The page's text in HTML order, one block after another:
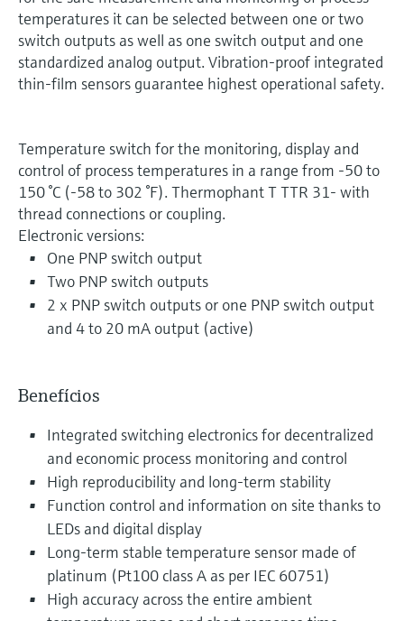
temperatures it can be selected between one or two
switch outputs as well as one switch output and one
standardized analog output. Vibration-proof integrated
thin-film sensors guarantee highest operational safety.
Temperature switch for the monitoring, display and
control of process temperatures in a range from -50 to
150 °C (-58 to 302 °F). Thermophant T TTR 31- with
thread connections or coupling.
Electronic versions:
One PNP switch output
Two PNP switch outputs
2 x PNP switch outputs or one PNP switch output
and 4 to 20 mA output (active)
Benefícios
Integrated switching electronics for decentralized
and economic process monitoring and control
High reproducibility and long-term stability
Function control and information on site thanks to
LEDs and digital display
Long-term stable temperature sensor made of
platinum (Pt100 class A as per IEC 60751)
High accuracy across the entire ambient